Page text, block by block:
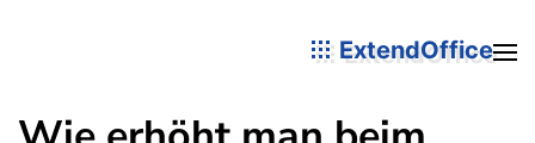
ExtendOffice